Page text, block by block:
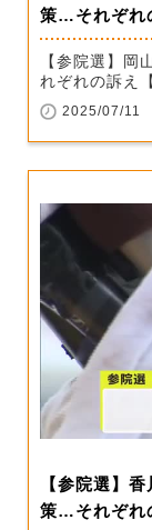
策…それぞれ
【参院選】
れぞれの訴え
2025/07/11
【参院選】
策…それぞれ